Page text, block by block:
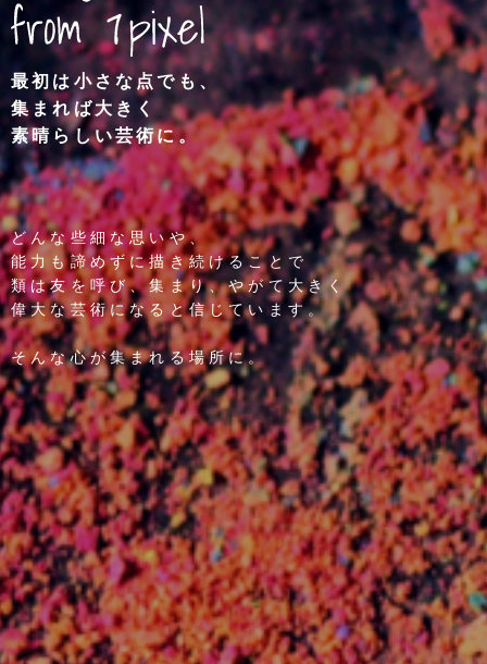
最初は小さな点でも、
集まれば大きく
素晴らしい芸術に。
どんな些細な思いや、
能力も諦めずに描き続けることで
類は友を呼び、集まり、やがて大きく
偉大な芸術になると信じています。
そんな心が集まれる場所に。